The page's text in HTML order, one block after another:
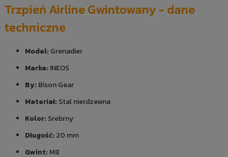
Trzpień Airline Gwintowany - dane
techniczne
Model:Grenadier
Marka:INEOS
By:Bison Gear
Materiał:Stal nierdzewna
Kolor:Srebrny
Długość:20 mm
Gwint:M8